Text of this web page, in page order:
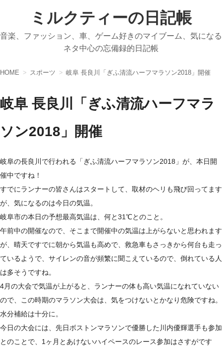
ミルクティーの日記帳
音楽、ファッション、車、ゲーム好きのマイブーム、気になる
ネタ中心の忘備録的日記帳
HOME スポーツ 岐阜 長良川「ぎふ清流ハーフマラソン2018」開催
岐阜 長良川「ぎふ清流ハーフマラ
ソン2018」開催
岐阜の長良川で行われる「ぎふ清流ハーフマラソン2018」が、本日開
催中ですね！
すでにランナーの皆さんはスタートして、取材のヘリも飛び回ってます
が、気になるのは今日の気温。
岐阜市の本日の予想最高気温は、何と31℃とのこと。
午前中の開催なので、そこまで開催中の気温は上がらないと思われます
が、晴天ですでに朝から気温も高めで、救急車もさっきから何台も走っ
ているようで、サイレンの音が頻繁に聞こえているので、倒れている人
は多そうですね。
4月の大会で気温が上がると、ランナーの体も高い気温になれていない
ので、この時期のマラソン大会は、気をつけないとかなり危険ですね。
水分補給は十分に。
今日の大会には、先日ボストンマラソンで優勝した川内優輝選手も参加
とのことで、1ヶ月とあけないハイペースのレース参加はさすがです